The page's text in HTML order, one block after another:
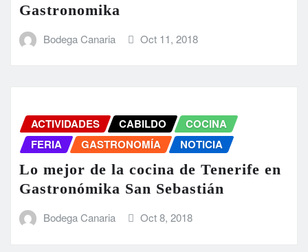
Gastronomika
Bodega Canaria Oct 11, 2018
ACTIVIDADES CABILDO
COCINA
FERIA
GASTRONOMÍA NOTICIA
Lo mejor de la cocina de Tenerife en
Gastronómika San Sebastián
Bodega Canaria Oct 8, 2018